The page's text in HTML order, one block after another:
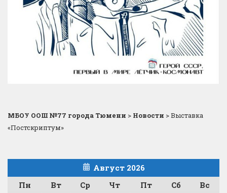
МБОУ ООШ №77 города Тюмени > Новости >Выставка
«Постскриптум»
Август 2026
Пн
Вт Ср Чт Пт Сб
Вс